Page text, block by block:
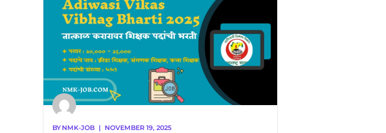
BY NMK-JOB | NOVEMBER 19, 2025